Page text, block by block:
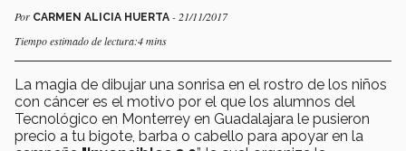
Por CARMEN ALICIA HUERTA - 21/11/2017
Tiempo estimado de lectura:4 mins
La magia de dibujar una sonrisa en el rostro de los niños
con cáncer es el motivo por el que los alumnos del
Tecnológico en Monterrey en Guadalajara le pusieron
precio a tu bigote, barba o cabello para apoyar en la